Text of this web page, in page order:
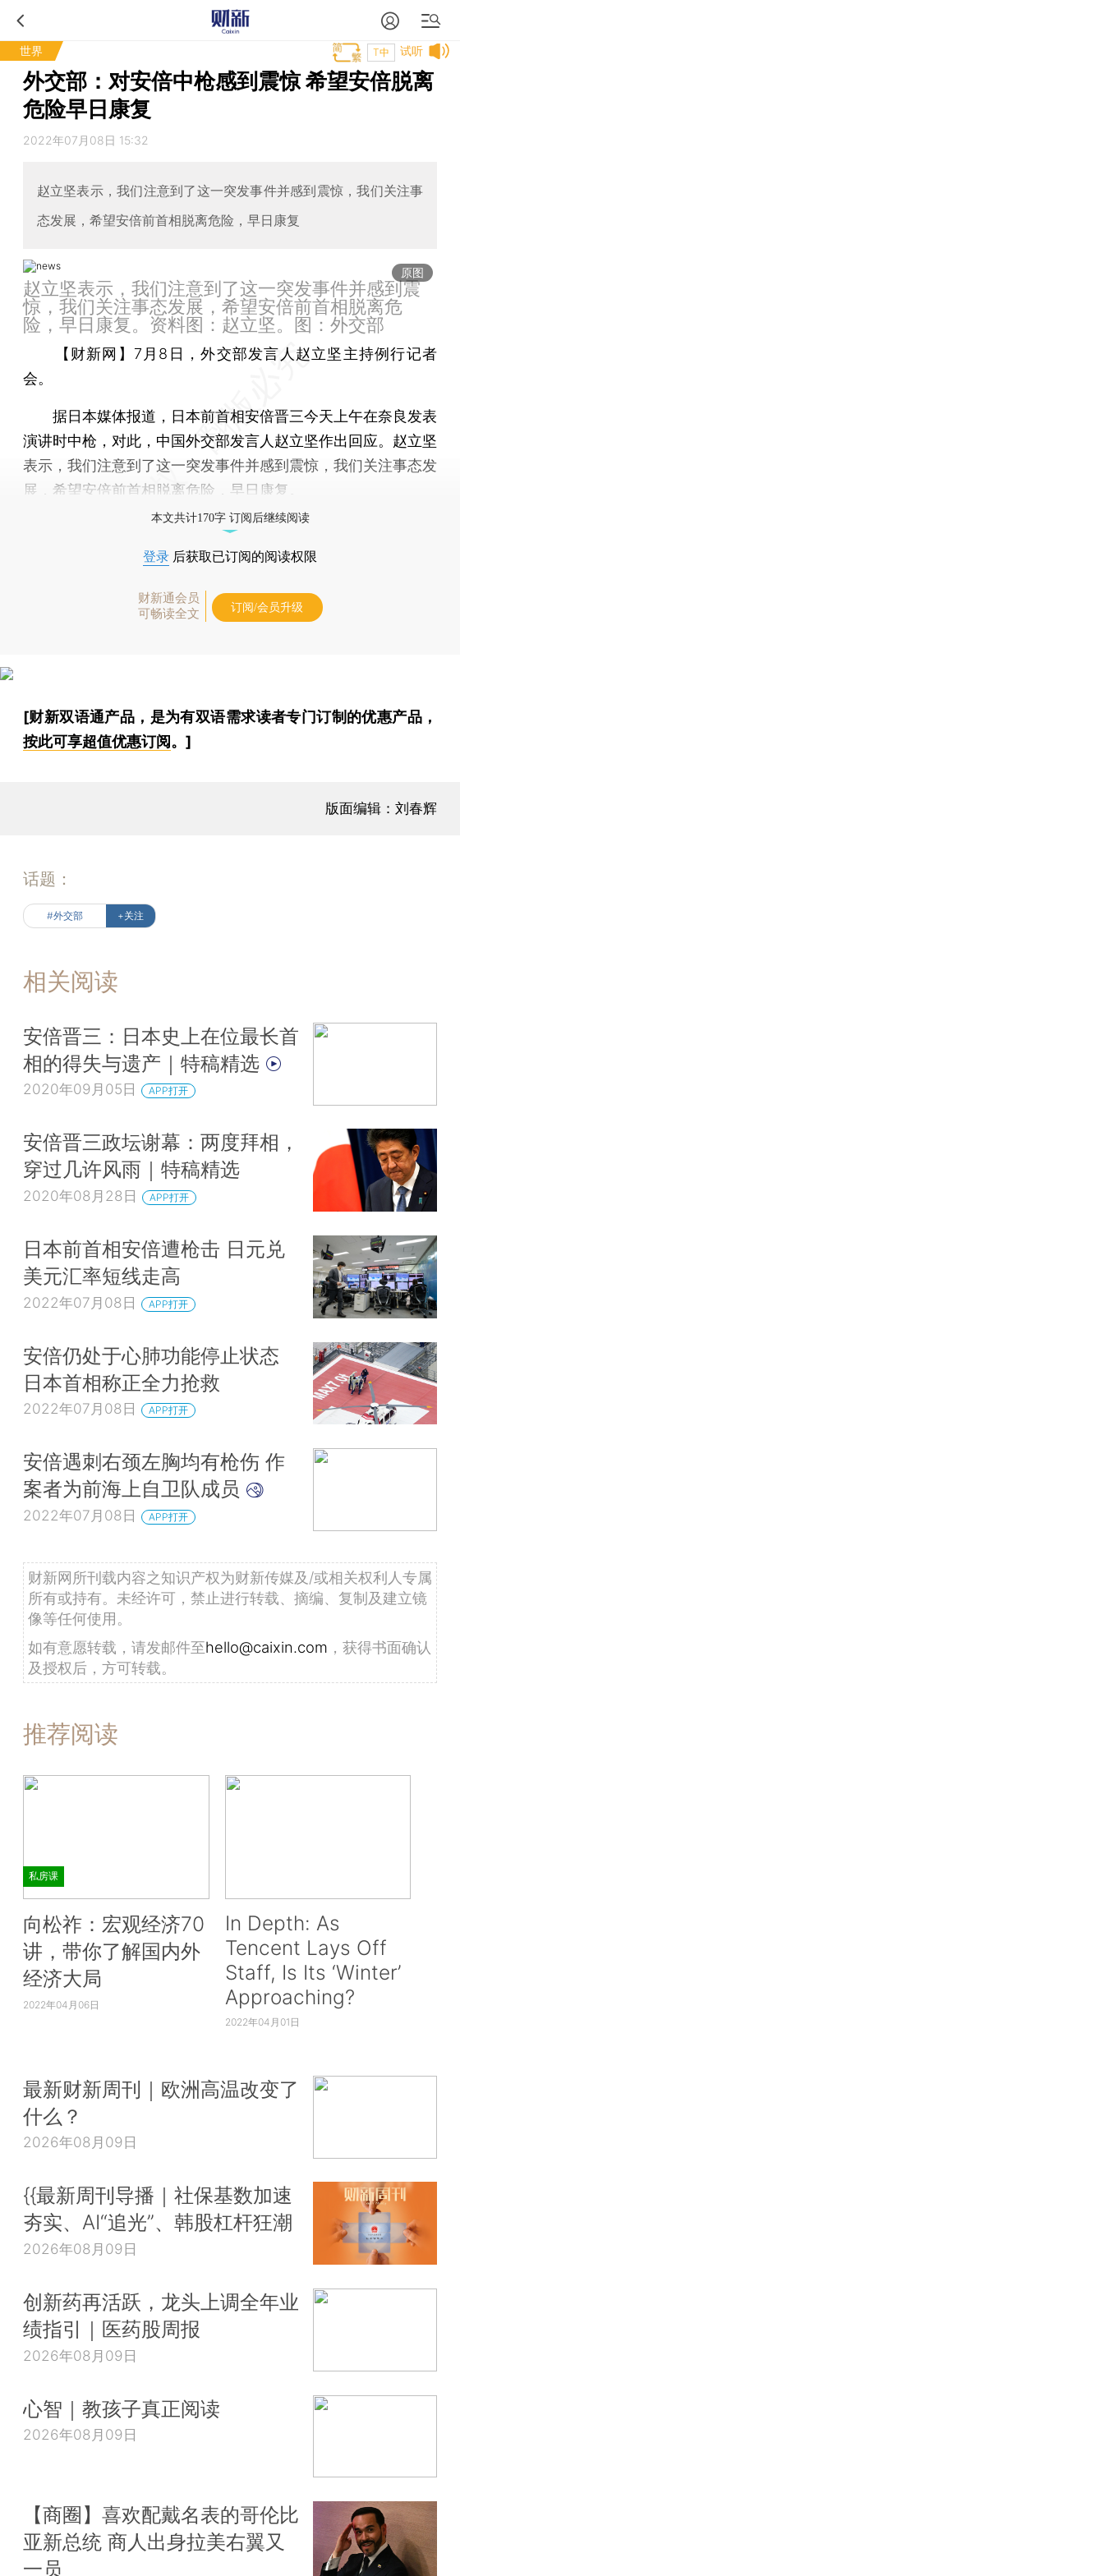
世界 试听
T中
外交部：对安倍中枪感到震惊 希望安倍脱离
危险早日康复
2022年07月08日 15:32
赵立坚表示，我们注意到了这一突发事件并感到震惊，我们关注事
态发展，希望安倍前首相脱离危险，早日康复
原图
赵立坚表示，我们注意到了这一突发事件并感到震
惊，我们关注事态发展，希望安倍前首相脱离危
险，早日康复。资料图：赵立坚。图：外交部
【财新网】 7月8日，外交部发言人赵立坚主持例行记者
会。
据日本媒体报道，日本前首相安倍晋三今天上午在奈良发表
演讲时中枪，对此，中国外交部发言人赵立坚作出回应。赵立坚
表示，我们注意到了这一突发事件并感到震惊，我们关注事态发
展，希望安倍前首相脱离危险，早日康复。
本文共计170字 订阅后继续阅读
登录 后获取已订阅的阅读权限
财新通会员
可畅读全文
订阅/会员升级
[财新双语通产品，是为有双语需求读者专门订制的优惠产品，
按此可享超值优惠订阅。]
版面编辑：刘春辉
话题：
#外交部 +关注
相关阅读
安倍晋三：日本史上在位最长首
相的得失与遗产｜特稿精选
2020年09月05日 APP打开
安倍晋三政坛谢幕：两度拜相，
穿过几许风雨｜特稿精选
2020年08月28日 APP打开
日本前首相安倍遭枪击 日元兑
美元汇率短线走高
2022年07月08日 APP打开
安倍仍处于心肺功能停止状态
日本首相称正全力抢救
2022年07月08日 APP打开
安倍遇刺右颈左胸均有枪伤 作
案者为前海上自卫队成员
2022年07月08日 APP打开
财新网所刊载内容之知识产权为财新传媒及/或相关权利人专属
所有或持有。未经许可，禁止进行转载、摘编、复制及建立镜
像等任何使用。
如有意愿转载，请发邮件至hello@caixin.com ，获得书面确认
及授权后，方可转载。
推荐阅读
私房课
向松祚：宏观经济70
讲，带你了解国内外
经济大局
2022年04月06日
In Depth: As
Tencent Lays Off
Staff, Is Its ‘Winter’
Approaching?
2022年04月01日
最新财新周刊｜欧洲高温改变了
什么？
2026年08月09日
{{最新周刊导播｜社保基数加速
夯实、AI“追光”、韩股杠杆狂潮
2026年08月09日
创新药再活跃，龙头上调全年业
绩指引｜医药股周报
2026年08月09日
心智｜教孩子真正阅读
2026年08月09日
【商圈】喜欢配戴名表的哥伦比
亚新总统 商人出身拉美右翼又
一员